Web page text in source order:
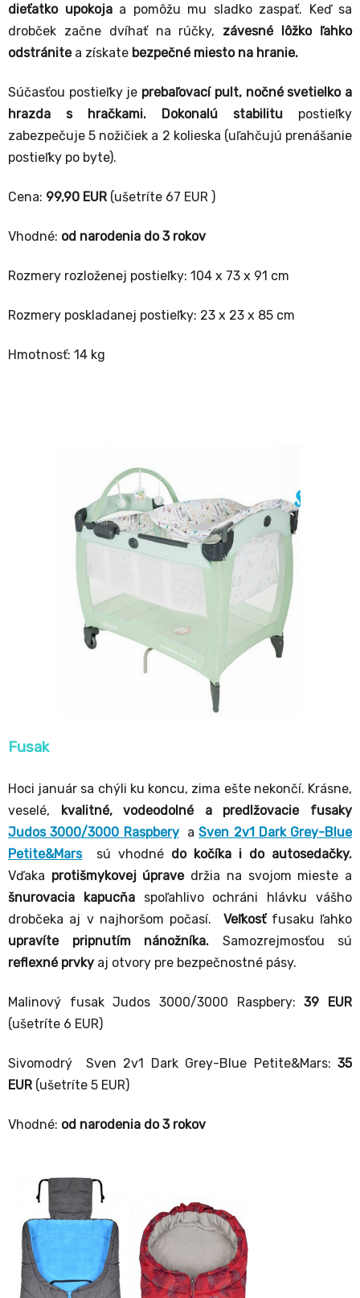
dieťatko upokoja a pomôžu mu sladko zaspať. Keď sa
drobček začne dvíhať na rúčky, závesné lôžko ľahko
odstránitea získate bezpečné miesto na hranie.
Súčasťou postieľky je prebaľovací pult, nočné svetielko a
hrazda s hračkami.
Dokonalú stabilitu postieľky
zabezpečuje 5 nožičiek a 2 kolieska (uľahčujú prenášanie
postieľky po byte).
Cena: 99,90 EUR (ušetríte 67 EUR )
Vhodné: od narodenia do 3 rokov
Rozmery rozloženej postieľky: 104 x 73 x 91 cm
Rozmery poskladanej postieľky: 23 x 23 x 85 cm
Hmotnosť: 14 kg
Fusak
Hoci január sa chýli ku koncu, zima ešte nekončí. Krásne,
veselé, kvalitné, vodeodolné a predlžovacie fusaky
Judos 3000/3000 Raspbery
aSven 2v1 Dark Grey-Blue
Petite&Marssú vhodné do kočíka i do autosedačky.
Vďaka protišmykovej úprave držia na svojom mieste a
šnurovacia kapucňaspoľahlivo ochráni hlávku vášho
drobčeka aj v najhoršom počasí. Veľkosťfusaku ľahko
upravíte pripnutím nánožníka. Samozrejmosťou sú
reflexné prvky aj otvory pre bezpečnostné pásy.
Malinový fusak Judos 3000/3000 Raspbery:39 EUR
(ušetríte 6 EUR)
Sivomodrý Sven 2v1 Dark Grey-Blue Petite&Mars: 35
EUR (ušetríte 5 EUR)
Vhodné: od narodenia do 3 rokov